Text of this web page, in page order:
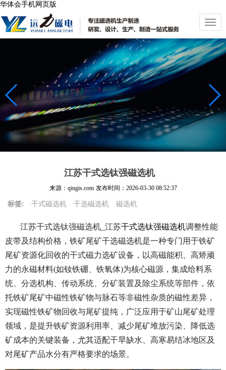
华体会手机网页版
切
换
导
航
江苏干式选钛强磁选机
来源：qingis.com 发布时间： 2026-03-30 08:52:37
标签: 干式磁选机 干选磁选机 磁选机
江苏干式选钛强磁选机_江苏干式选钛强磁选机调整性能
皮带及结构价格，铁矿尾矿干选磁选机是一种专门用于铁矿
尾矿资源化回收的干式磁力选矿设备，以高磁能积、高矫顽
力的永磁材料(如钕铁硼、铁氧体)为核心磁源，集成给料系
统、分选机构、传动系统、分矿装置及除尘系统等部件，依
托铁矿尾矿中磁性铁矿物与脉石等非磁性杂质的磁性差异，
实现磁性铁矿物回收与尾矿提纯，广泛应用于矿山尾矿处理
领域，是提升铁矿资源利用率、减少尾矿堆放污染、降低选
矿成本的关键装备，尤其适配干旱缺水、高寒易结冰地区及
对尾矿产品水分有严格要求的场景。